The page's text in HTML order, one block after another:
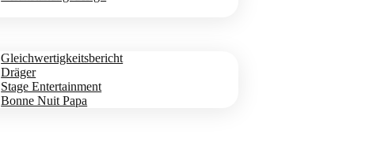
Gleichwertigkeitsbericht
Dräger
Stage Entertainment
Bonne Nuit Papa